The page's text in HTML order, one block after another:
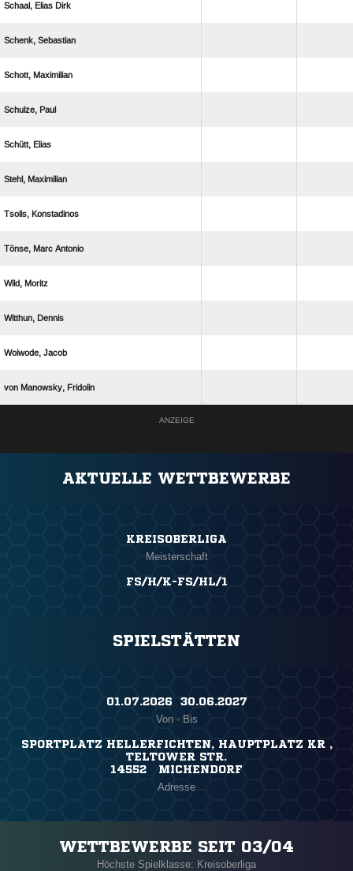
  
 
 
 
 
 
 
  
 
 
 
  
ANZEIGE
AKTUELLE WETTBEWERBE
KREISOBERLIGA
Meisterschaft
FS/H/K-FS/HL/1
SPIELSTÄTTEN
01.07.2026 ​ 30.06.2027
Von - Bis
SPORTPLATZ HELLERFICHTEN, HAUPTPLATZ KR ,
TELTOWER STR.
14552 MICHENDORF
Adresse
WETTBEWERBE SEIT 03/04
Höchste Spielklasse: Kreisoberliga